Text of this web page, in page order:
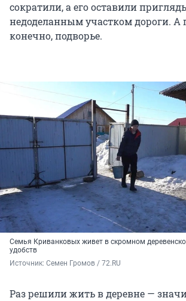
сократили, а его оставили
недоделанным участком дороги. А
конечно, подворье.
Семья Криванковых живет в скромном
удобств
Источник: Семен Громов / 72.RU
Раз решили жить в деревне —